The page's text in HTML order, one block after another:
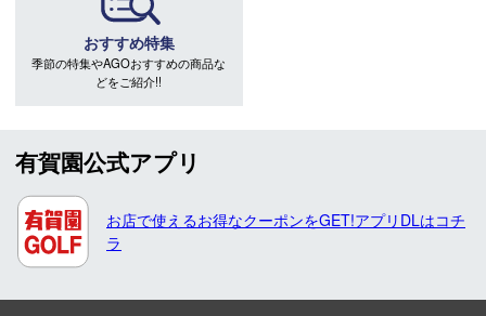
おすすめ特集
季節の特集やAGOおすすめの商品な
どをご紹介!!
有賀園公式アプリ
お店で使えるお得なクーポンをGET!アプリDLはコチ
ラ